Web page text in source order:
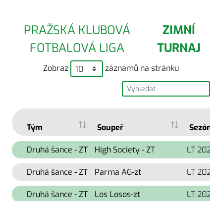
PRAŽSKÁ KLUBOVÁ
FOTBALOVÁ LIGA
ZIMNÍ
TURNAJ
Zobraz záznamů na stránku
Tým Soupeř Sezóna
Druhá šance - ZT High Society - ZT LT 2020
Druhá šance - ZT Parma AG-zt LT 2020
Druhá šance - ZT Los Losos-zt LT 2020